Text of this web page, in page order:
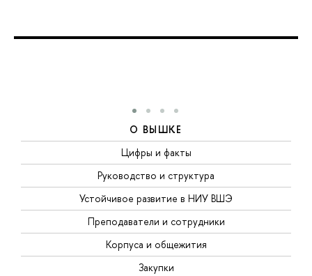
О ВЫШКЕ
Цифры и факты
Руководство и структура
Устойчивое развитие в НИУ ВШЭ
Преподаватели и сотрудники
Корпуса и общежития
Закупки